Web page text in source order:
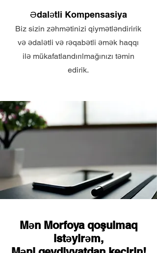
Ədalətli Kompensasiya
Biz sizin zəhmətinizi qiymətləndiririk
və ədalətli və rəqabətli əmək haqqı
ilə mükafatlandırılmağınızı təmin
edirik.
Mən Morfoya qoşulmaq
istəyirəm,